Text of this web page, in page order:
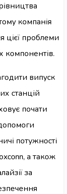
компанія
цієї проблеми
компонентів.
випуск
станцій
почати
потужності
а також
за